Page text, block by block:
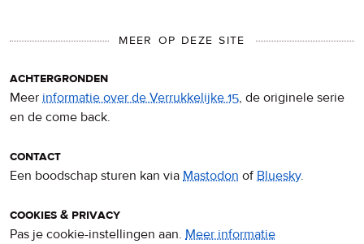
MEER OP DEZE SITE
achtergronden
Meer informatie over de Verrukkelijke 15, de originele serie
en de come back.
contact
Een boodschap sturen kan via Mastodon ofBluesky.
cookies & privacy
Pas je cookie-instellingen aan. Meer informatie